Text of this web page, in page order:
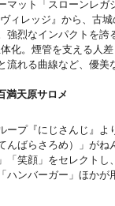
ジオ直営店限定特典
ご予約をお願いいたし
\50,000」を内金とし
動メールとは別途送信
なりますため、大幅
返品・キャンセルは一
り配送指示をお願い
額での請求となります
マット「スローンレ
ィレッジ』から、古
強烈なインパクトを
化。煙管を支える人
流れる曲線など、優
。自然なドレープやシ
塗装で丁寧に仕上げて
ご予約をお願いいたし
\40,000」を内金とし
動メールとは別途送信
となりますため、大幅
返品・キャンセルは一
百満天原サロメ
ープ『にじさんじ』
んばらさろめ）」が
「笑顔」をセレクト
ハンバーガー」ほか